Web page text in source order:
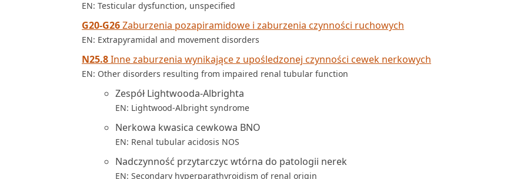
EN: Testicular dysfunction, unspecified
G20-G26Zaburzenia pozapiramidowe i zaburzenia czynności ruchowych
EN: Extrapyramidal and movement disorders
N25.8Inne zaburzenia wynikające z upośledzonej czynności cewek nerkowych
EN: Other disorders resulting from impaired renal tubular function
Zespół Lightwooda-Albrighta
EN: Lightwood-Albright syndrome
Nerkowa kwasica cewkowa BNO
EN: Renal tubular acidosis NOS
Nadczynność przytarczyc wtórna do patologii nerek
EN: Secondary hyperparathyroidism of renal origin